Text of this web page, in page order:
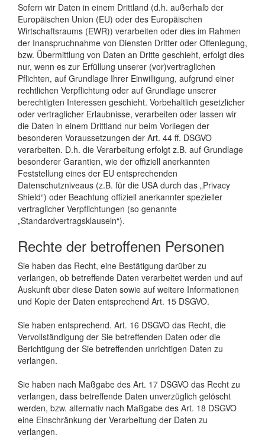
Sofern wir Daten in einem Drittland (d.h. außerhalb der
Europäischen Union (EU) oder des Europäischen
Wirtschaftsraums (EWR)) verarbeiten oder dies im Rahmen
der Inanspruchnahme von Diensten Dritter oder Offenlegung,
bzw. Übermittlung von Daten an Dritte geschieht, erfolgt dies
nur, wenn es zur Erfüllung unserer (vor)vertraglichen
Pflichten, auf Grundlage Ihrer Einwilligung, aufgrund einer
rechtlichen Verpflichtung oder auf Grundlage unserer
berechtigten Interessen geschieht. Vorbehaltlich gesetzlicher
oder vertraglicher Erlaubnisse, verarbeiten oder lassen wir
die Daten in einem Drittland nur beim Vorliegen der
besonderen Voraussetzungen der Art. 44 ff. DSGVO
verarbeiten. D.h. die Verarbeitung erfolgt z.B. auf Grundlage
besonderer Garantien, wie der offiziell anerkannten
Feststellung eines der EU entsprechenden
Datenschutzniveaus (z.B. für die USA durch das „Privacy
Shield“) oder Beachtung offiziell anerkannter spezieller
vertraglicher Verpflichtungen (so genannte
„Standardvertragsklauseln“).
Rechte der betroffenen Personen
Sie haben das Recht, eine Bestätigung darüber zu
verlangen, ob betreffende Daten verarbeitet werden und auf
Auskunft über diese Daten sowie auf weitere Informationen
und Kopie der Daten entsprechend Art. 15 DSGVO.
Sie haben entsprechend. Art. 16 DSGVO das Recht, die
Vervollständigung der Sie betreffenden Daten oder die
Berichtigung der Sie betreffenden unrichtigen Daten zu
verlangen.
Sie haben nach Maßgabe des Art. 17 DSGVO das Recht zu
verlangen, dass betreffende Daten unverzüglich gelöscht
werden, bzw. alternativ nach Maßgabe des Art. 18 DSGVO
eine Einschränkung der Verarbeitung der Daten zu
verlangen.